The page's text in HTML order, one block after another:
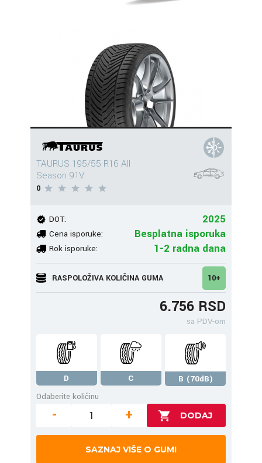
TAURUS 195/55 R16 All
Season 91V
0
DOT: 2025
Cena isporuke: Besplatna isporuka
Rok isporuke: 1-2 radna dana
RASPOLOŽIVA KOLIČINA GUMA 10+
6.756 RSD
sa PDV-om
D C
B (70dB)
Odaberite količinu
- +
SAZNAJ VIŠE O GUMI